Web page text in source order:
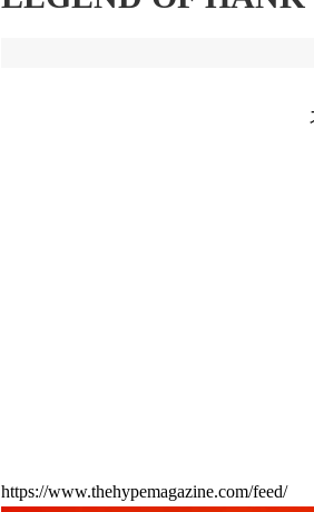
https://www.thehypemagazine.com/feed/